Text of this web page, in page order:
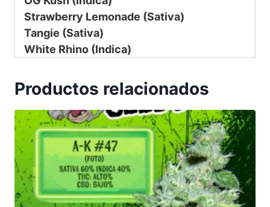
Strawberry Lemonade (Sativa)
Tangie (Sativa)
White Rhino (Indica)
Productos relacionados